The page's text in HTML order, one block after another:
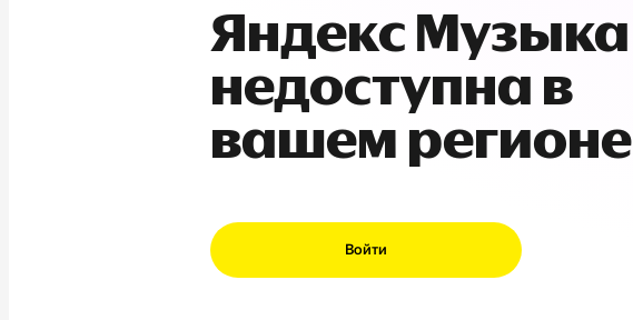
Яндекс Музыка
недоступна в
вашем регионе
Войти